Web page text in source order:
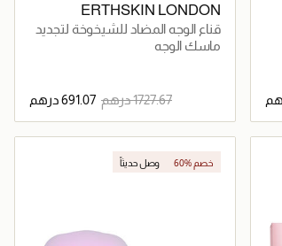
ERTHSKIN LONDON
قناع الوجه المضاد للشيخوخة لتجديد
البشرة بتقنية الفوتون
ماسك الوجه
جاري تحميل التفاصيل
60% خصم وصل حديثاً